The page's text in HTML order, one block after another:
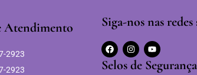
Atendimento
2923
2923
Siga-nos nas redes
Selos de Segurança